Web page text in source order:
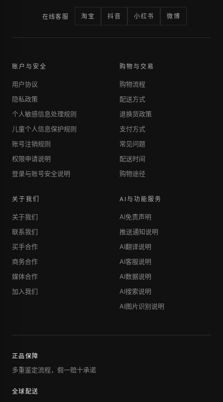
在线客服 淘宝 抖音 小红书 微博
账户与安全
用户协议
隐私政策
个人敏感信息处理规则
儿童个人信息保护规则
账号注销规则
权限申请说明
登录与账号安全说明
购物与交易
购物流程
配送方式
退换货政策
支付方式
常见问题
配送时间
购物途径
关于我们
关于我们
联系我们
买手合作
商务合作
媒体合作
加入我们
AI与功能服务
AI免责声明
推送通知说明
AI翻译说明
AI客服说明
AI数据说明
AI搜索说明
AI图片识别说明
正品保障
多重鉴定流程，假一赔十承诺
全球配送